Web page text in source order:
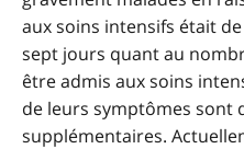
aux soins intensifs était
sept jours quant au
être admis aux soins
de leurs symptômes sont
supplémentaires.